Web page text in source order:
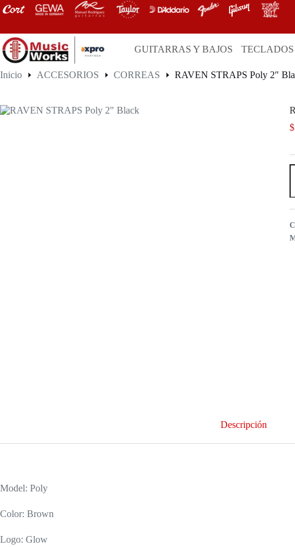
Saltar
al
GUITARRAS Y BAJOS TECLADOS
Inicio ACCESORIOS CORREAS RAVEN STRAPS Poly 2″
$
Descripción
Model: Poly
Color: Brown
Logo: Glow